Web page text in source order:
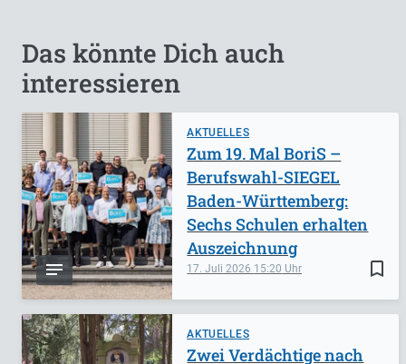
Das könnte Dich auch
interessieren
AKTUELLES
bookmark_border
17. Juli 2026 15:20
Zum 19. Mal BoriS –
Berufswahl-SIEGEL
Baden-Württemberg:
Sechs Schulen erhalten
Auszeichnung
AKTUELLES
Zwei Verdächtige nach